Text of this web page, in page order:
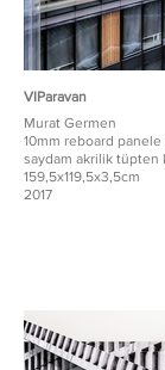
VIParavan
Murat Germen
10mm reboard panele
saydam akrilik tüpten
159,5x119,5x3,5cm
2017